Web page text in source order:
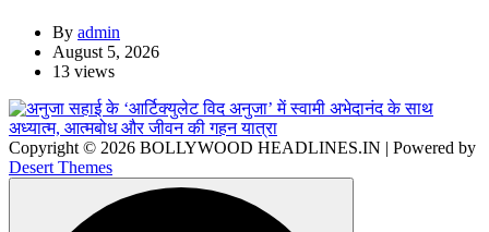
By admin
August 5, 2026
13 views
Copyright © 2026 BOLLYWOOD HEADLINES.IN | Powered by
Desert Themes